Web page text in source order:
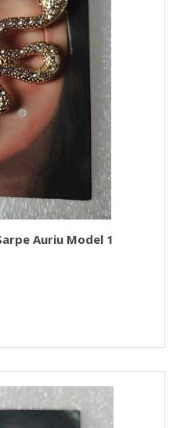
Auriu Model 1